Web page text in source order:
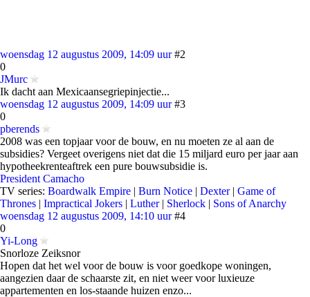
woensdag 12 augustus 2009, 14:09 uur #2
0
JMurc
Ik dacht aan Mexicaansegriepinjectie...
woensdag 12 augustus 2009, 14:09 uur #3
0
pberends
2008 was een topjaar voor de bouw, en nu moeten ze al aan de
subsidies? Vergeet overigens niet dat die 15 miljard euro per jaar aan
hypotheekrenteaftrek een pure bouwsubsidie is.
President Camacho
TV series: Boardwalk Empire | Burn Notice | Dexter| Game of
Thrones | Impractical Jokers | Luther| Sherlock | Sons of Anarchy
woensdag 12 augustus 2009, 14:10 uur #4
0
Yi-Long
Snorloze Zeiksnor
Hopen dat het wel voor de bouw is voor goedkope woningen,
aangezien daar de schaarste zit, en niet weer voor luxieuze
appartementen en los-staande huizen enzo...